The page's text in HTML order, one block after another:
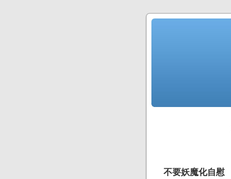
不要妖魔化自慰